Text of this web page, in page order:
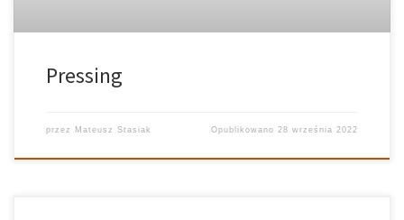
Pressing
przez Mateusz Stasiak Opublikowano28 września 2022